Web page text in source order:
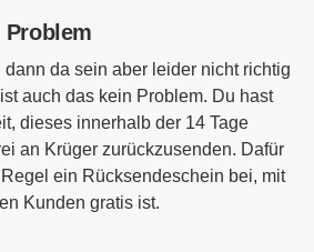
Problem
da sein aber leider nicht richtig
auch das kein Problem. Du hast
dieses innerhalb der 14 Tage
an Krüger zurückzusenden. Dafür
ein Rücksendeschein bei, mit
Kunden gratis ist.